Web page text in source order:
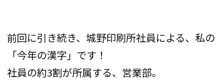
前回に引き続き、城野印刷所社員による、私の
「今年の漢字」です！
社員の約3割が所属する、営業部。